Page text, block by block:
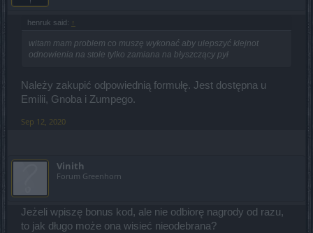
henruk said: ↑
witam mam problem co muszę wykonać aby ulepszyć klejnot
odnowienia na stole tylko zamiana na błyszczący pył
Należy zakupić odpowiednią formułę. Jest dostępna u
Emilii, Gnoba i Zumpego.
Sep 12, 2020
Vinith
Forum Greenhorn
Jeżeli wpiszę bonus kod, ale nie odbiorę nagrody od razu,
to jak długo może ona wisieć nieodebrana?